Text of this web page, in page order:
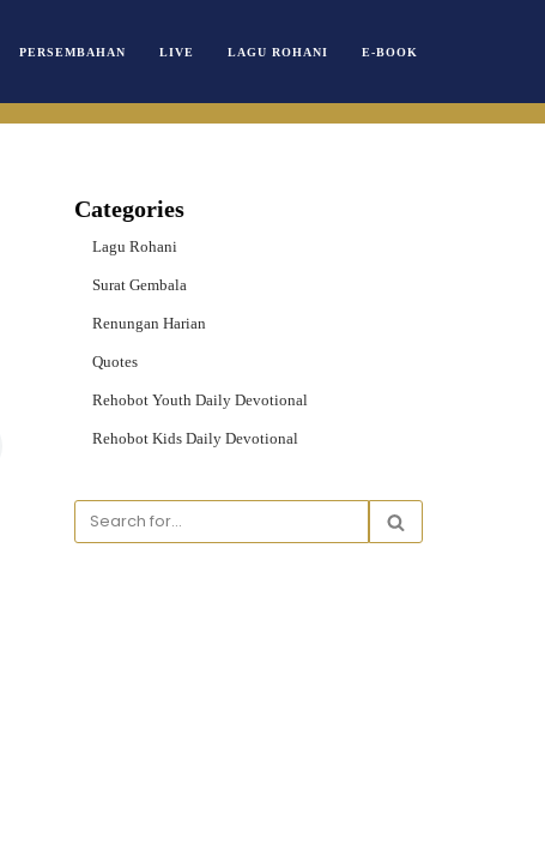
PERSEMBAHAN LIVE LAGU ROHANI E-BOOK
Categories
Lagu Rohani
Surat Gembala
Renungan Harian
Quotes
Rehobot Youth Daily Devotional
Rehobot Kids Daily Devotional